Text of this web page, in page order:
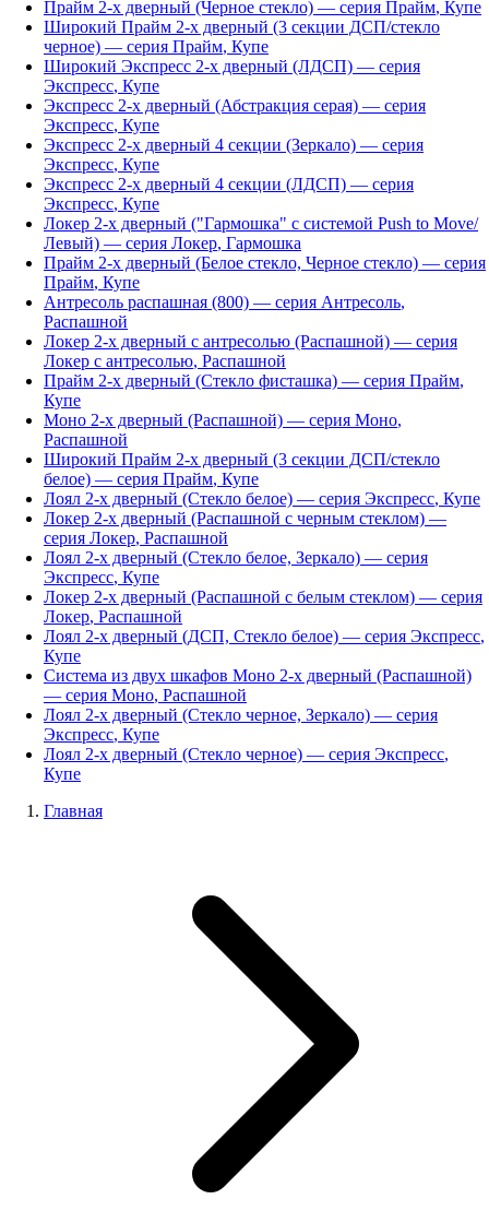
Прайм 2-х дверный (Черное стекло) — серия Прайм, Купе
Широкий Прайм 2-х дверный (3 секции ДСП/стекло
черное) — серия Прайм, Купе
Широкий Экспресс 2-х дверный (ЛДСП) — серия
Экспресс, Купе
Экспресс 2-х дверный (Абстракция серая) — серия
Экспресс, Купе
Экспресс 2-х дверный 4 секции (Зеркало) — серия
Экспресс, Купе
Экспресс 2-х дверный 4 секции (ЛДСП) — серия
Экспресс, Купе
Локер 2-х дверный ("Гармошка" с системой Push to Move/
Левый) — серия Локер, Гармошка
Прайм 2-х дверный (Белое стекло, Черное стекло) — серия
Прайм, Купе
Антресоль распашная (800) — серия Антресоль,
Распашной
Локер 2-х дверный с антресолью (Распашной) — серия
Локер с антресолью, Распашной
Прайм 2-х дверный (Стекло фисташка) — серия Прайм,
Купе
Моно 2-х дверный (Распашной) — серия Моно,
Распашной
Широкий Прайм 2-х дверный (3 секции ДСП/стекло
белое) — серия Прайм, Купе
Лоял 2-х дверный (Стекло белое) — серия Экспресс, Купе
Локер 2-х дверный (Распашной с черным стеклом) —
серия Локер, Распашной
Лоял 2-х дверный (Стекло белое, Зеркало) — серия
Экспресс, Купе
Локер 2-х дверный (Распашной с белым стеклом) — серия
Локер, Распашной
Лоял 2-х дверный (ДСП, Стекло белое) — серия Экспресс,
Купе
Система из двух шкафов Моно 2-х дверный (Распашной)
— серия Моно, Распашной
Лоял 2-х дверный (Стекло черное, Зеркало) — серия
Экспресс, Купе
Лоял 2-х дверный (Стекло черное) — серия Экспресс,
Купе
Главная